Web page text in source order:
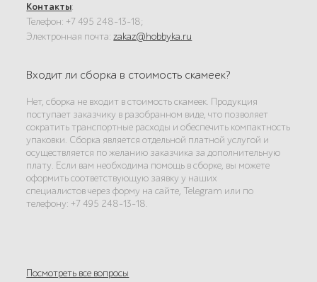
Контакты:
Телефон: +7 495 248-13-18;
Электронная почта:zakaz@hobbyka.ru
Входит ли сборка в стоимость скамеек?
Нет, сборка не входит в стоимость скамеек. Продукция
поступает заказчику в разобранном виде, что позволяет
сократить транспортные расходы и обеспечить компактность
упаковки. Сборка является отдельной платной услугой и
осуществляется по желанию заказчика за дополнительную
плату. Если вам необходима помощь в сборке, вы можете
оформить соответствующую заявку у наших
специалистов через форму на сайте, Telegram или по
телефону: +7 495 248-13-18.
Посмотреть все вопросы